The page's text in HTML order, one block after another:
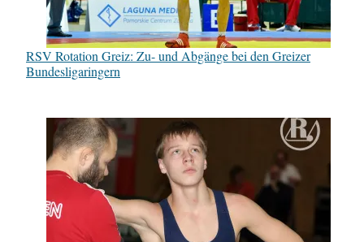
RSV Rotation Greiz: Zu- und Abgänge bei den Greizer
Bundesligaringern